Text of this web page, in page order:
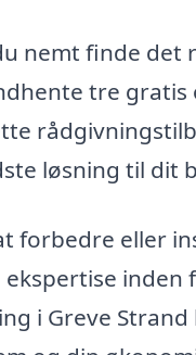
nemt finde
tre
løsning til dit
forbedre eller
inden
i Greve